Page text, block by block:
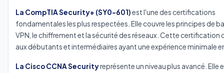
La CompTIA Security+ (SY0-601)est l'une des certifications
fondamentales les plus respectées. Elle couvre les principes de
VPN, le chiffrement et la sécurité des réseaux. Cette certification
aux débutants et intermédiaires ayant une expérience minimale
La Cisco CCNA Securityreprésente un niveau plus avancé. Elle